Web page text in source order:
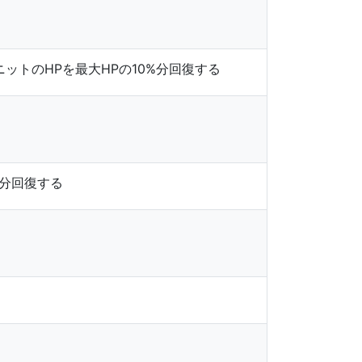
トのHPを最大HPの10%分回復する
回復する